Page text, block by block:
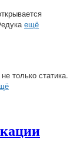
ещё
только статика.